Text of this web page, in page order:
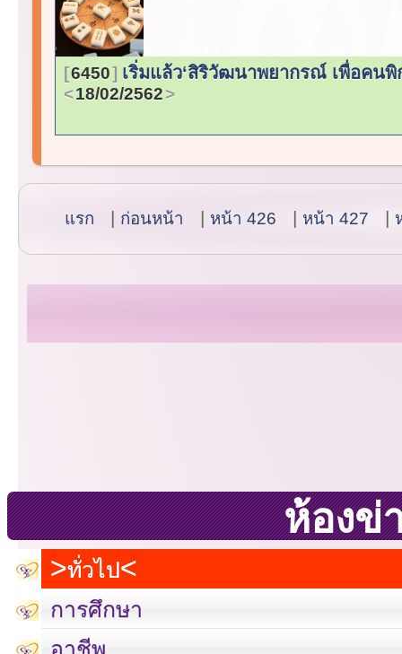
6450 เริ่มแล้ว‘สิริวัฒนาพยากรณ์ เพื่อคน
18/02/2562
แรก ก่อนหน้า หน้า 426 หน้า 427
ห้องข่
ทั่วไป
การศึกษา
อาชีพ